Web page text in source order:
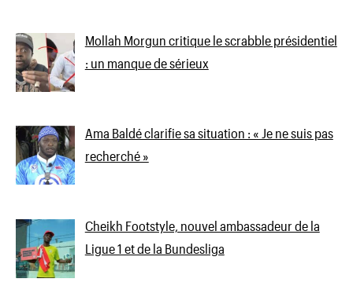
Mollah Morgun critique le scrabble présidentiel
: un manque de sérieux
Ama Baldé clarifie sa situation : « Je ne suis pas
recherché »
Cheikh Footstyle, nouvel ambassadeur de la
Ligue 1 et de la Bundesliga